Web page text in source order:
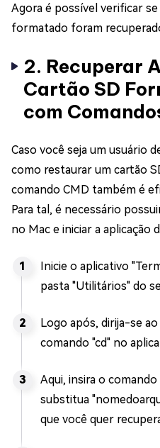
Agora é possível verificar
formatado foram
2. Recuperar
Cartão SD
com
Caso você seja um usuário
como restaurar um cartão
comando CMD também é
Para tal, é necessário
no Mac e iniciar a aplicação
Inicie o aplicativo
pasta "Utilitários" do
Logo após, dirija-se
comando "cd" no
Aqui, insira o
substitua
que você quer